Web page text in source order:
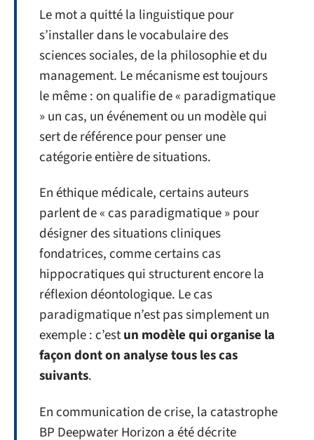
Le mot a quitté la linguistique pour
s’installer dans le vocabulaire des
sciences sociales, de la philosophie et du
management. Le mécanisme est toujours
le même : on qualifie de « paradigmatique
» un cas, un événement ou un modèle qui
sert de référence pour penser une
catégorie entière de situations.
En éthique médicale, certains auteurs
parlent de « cas paradigmatique » pour
désigner des situations cliniques
fondatrices, comme certains cas
hippocratiques qui structurent encore la
réflexion déontologique. Le cas
paradigmatique n’est pas simplement un
exemple : c’estun modèle qui organise la
façon dont on analyse tous les cas
suivants.
En communication de crise, la catastrophe
BP Deepwater Horizon a été décrite